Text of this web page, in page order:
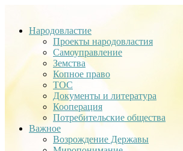
Народовластие
Проекты народовластия
Самоуправление
Земства
Копное право
ТОС
Документы и литература
Кооперация
Потребительские общества
Важное
Возрождение Державы